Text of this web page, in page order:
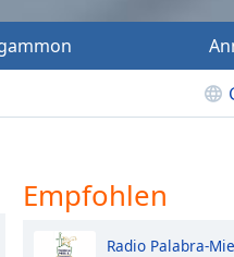
Empfohlen
Radio Palabra-